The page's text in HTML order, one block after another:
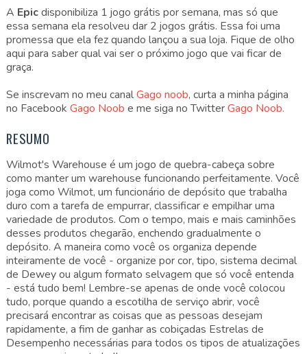
A Epicdisponibiliza 1 jogo grátis por semana, mas só que
essa semana ela resolveu dar 2 jogos grátis. Essa foi uma
promessa que ela fez quando lançou a sua loja. Fique de olho
aqui para saber qual vai ser o próximo jogo que vai ficar de
graça.
Se inscrevam no meu canalGago noob, curta a minha página
no Facebook Gago Noob e me siga no TwitterGago Noob.
RESUMO
Wilmot's Warehouse é um jogo de quebra-cabeça sobre
como manter um warehouse funcionando perfeitamente. Você
joga como Wilmot, um funcionário de depósito que trabalha
duro com a tarefa de empurrar, classificar e empilhar uma
variedade de produtos. Com o tempo, mais e mais caminhões
desses produtos chegarão, enchendo gradualmente o
depósito. A maneira como você os organiza depende
inteiramente de você - organize por cor, tipo, sistema decimal
de Dewey ou algum formato selvagem que só você entenda
- está tudo bem! Lembre-se apenas de onde você colocou
tudo, porque quando a escotilha de serviço abrir, você
precisará encontrar as coisas que as pessoas desejam
rapidamente, a fim de ganhar as cobiçadas Estrelas de
Desempenho necessárias para todos os tipos de atualizações